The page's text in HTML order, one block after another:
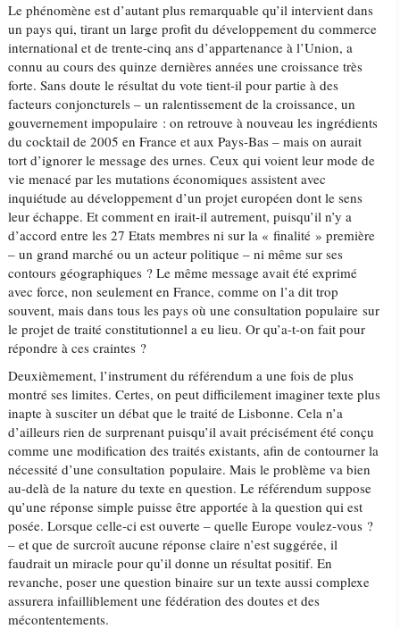
Le phénomène est d’autant plus remarquable qu’il intervient dans
un pays qui, tirant un large profit du développement du commerce
international et de trente-cinq ans d’appartenance à l’Union, a
connu au cours des quinze dernières années une croissance très
forte. Sans doute le résultat du vote tient-il pour partie à des
facteurs conjoncturels – un ralentissement de la croissance, un
gouvernement impopulaire : on retrouve à nouveau les ingrédients
du cocktail de 2005 en France et aux Pays-Bas – mais on aurait
tort d’ignorer le message des urnes. Ceux qui voient leur mode de
vie menacé par les mutations économiques assistent avec
inquiétude au développement d’un projet européen dont le sens
leur échappe. Et comment en irait-il autrement, puisqu’il n’y a
d’accord entre les 27 Etats membres ni sur la « finalité » première
– un grand marché ou un acteur politique – ni même sur ses
contours géographiques ? Le même message avait été exprimé
avec force, non seulement en France, comme on l’a dit trop
souvent, mais dans tous les pays où une consultation populaire sur
le projet de traité constitutionnel a eu lieu. Or qu’a-t-on fait pour
répondre à ces craintes ?
Deuxièmement, l’instrument du référendum a une fois de plus
montré ses limites. Certes, on peut difficilement imaginer texte plus
inapte à susciter un débat que le traité de Lisbonne. Cela n’a
d’ailleurs rien de surprenant puisqu’il avait précisément été conçu
comme une modification des traités existants, afin de contourner la
nécessité d’une consultation populaire. Mais le problème va bien
au-delà de la nature du texte en question. Le référendum suppose
qu’une réponse simple puisse être apportée à la question qui est
posée. Lorsque celle-ci est ouverte – quelle Europe voulez-vous ?
– et que de surcroît aucune réponse claire n’est suggérée, il
faudrait un miracle pour qu’il donne un résultat positif. En
revanche, poser une question binaire sur un texte aussi complexe
assurera infailliblement une fédération des doutes et des
mécontentements.